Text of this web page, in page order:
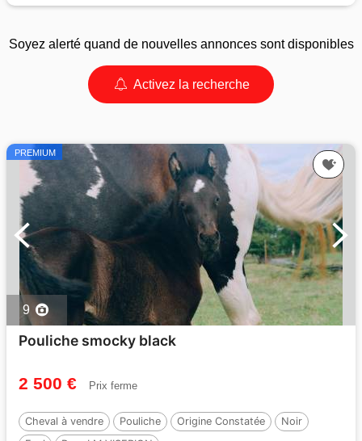
Soyez alerté quand de nouvelles annonces sont disponibles
Activez la recherche
PREMIUM
9
Pouliche smocky black
2 500 € Prix ferme
Cheval à vendre Pouliche Origine Constatée
Noir